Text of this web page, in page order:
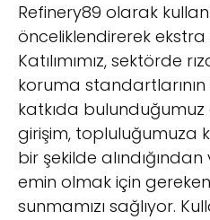
Refinery89 olarak
önceliklendirerek
Katılımımız, sektörde
koruma
katkıda bulunduğumuz
girişim, topluluğumuza
bir şekilde
emin olmak için
sunmamızı sağlıyor.